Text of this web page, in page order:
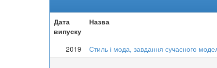
Дата
випуску
Назва
2019 Стиль і мода, завдання сучасного